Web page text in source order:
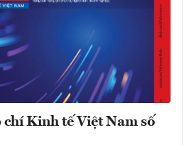
Kinh tế Việt Nam số